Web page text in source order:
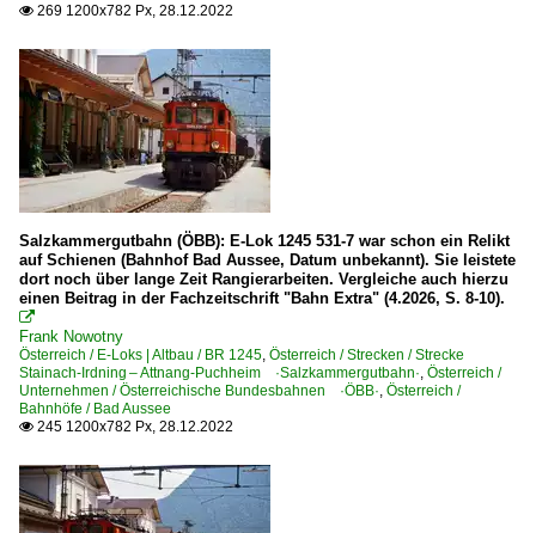
 269 1200x782 Px, 28.12.2022
Salzkammergutbahn (ÖBB): E-Lok 1245 531-7 war schon ein Relikt
auf Schienen (Bahnhof Bad Aussee, Datum unbekannt). Sie leistete
dort noch über lange Zeit Rangierarbeiten. Vergleiche auch hierzu
einen Beitrag in der Fachzeitschrift "Bahn Extra" (4.2026, S. 8-10).

Frank Nowotny
Österreich / E-Loks | Altbau / BR 1245, Österreich / Strecken / Strecke
Stainach-Irdning – Attnang-Puchheim ·Salzkammergutbahn·, Österreich /
Unternehmen / Österreichische Bundesbahnen ·ÖBB·, Österreich /
Bahnhöfe / Bad Aussee
 245 1200x782 Px, 28.12.2022